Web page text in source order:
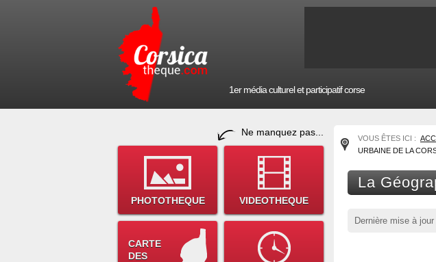
1er média culturel et participatif corse
Ne manquez pas...
PHOTOTHEQUE VIDEOTHEQUE
CARTE
DES
VOUS ÊTES ICI :
URBAINE DE LA
La
Dernière mise à